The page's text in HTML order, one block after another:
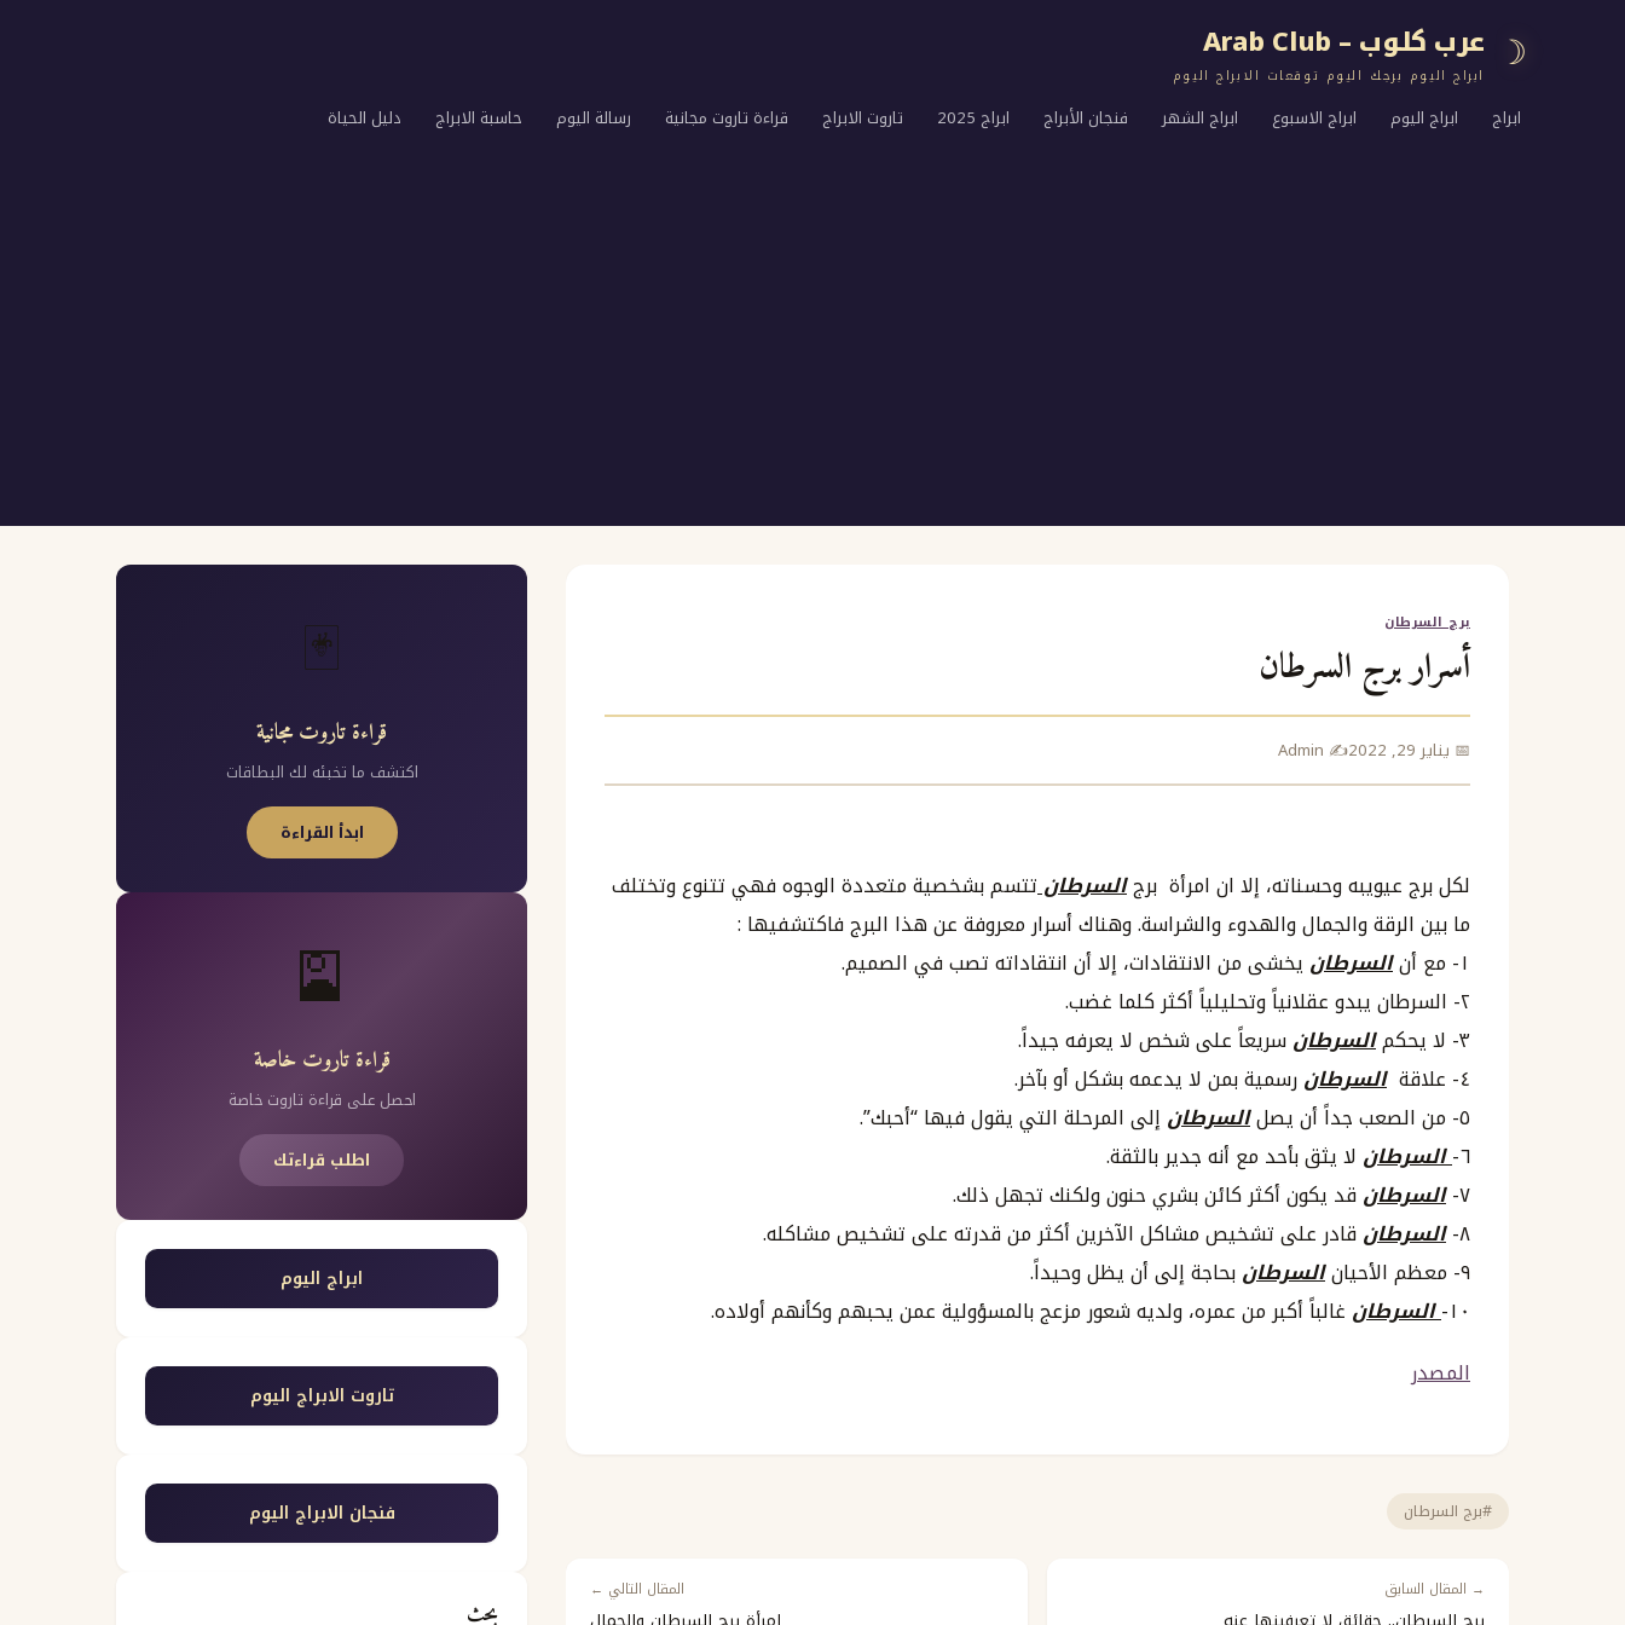
☽ عرب كلوب – Arab Club
ابراج اليوم برجك اليوم توقعات الابراج اليوم
ابراج ابراج اليوم ابراج الاسبوع ابراج الشهر فنجان الأبراج ابراج 2025 تاروت الابراج قراءة تاروت مجانية رسالة اليوم حاسبة الابراج دليل الحياة
برج السرطان
أسرار برج السرطان
📅 يناير 29, 2022 ✍️ Admin
لكل برج عيويبه وحسناته، إلا ان امرأة برجالسرطانتتسم بشخصية متعددة الوجوه فهي تتنوع وتختلف
ما بين الرقة والجمال والهدوء والشراسة. وهناك أسرار معروفة عن هذا البرج فاكتشفيها :
١- مع أن
السرطان يخشى من الانتقادات، إلا أن انتقاداته تصب في الصميم.
٢- السرطان يبدو عقلانياً وتحليلياً أكثر كلما غضب.
٣- لا يحكم
السرطان سريعاً على شخص لا يعرفه جيداً.
٤- علاقة
السرطانرسمية بمن لا يدعمه بشكل أو بآخر.
٥- من الصعب جداً أن يصل
السرطان إلى المرحلة التي يقول فيها “أحبك”.
٦- السرطان لا يثق بأحد مع أنه جدير بالثقة.
٧- السرطان قد يكون أكثر كائن بشري حنون ولكنك تجهل ذلك.
٨- السرطان قادر على تشخيص مشاكل الآخرين أكثر من قدرته على تشخيص مشاكله.
٩- معظم الأحيان
السرطانبحاجة إلى أن يظل وحيداً.
١٠- السرطان غالباً أكبر من عمره، ولديه شعور مزعج بالمسؤولية عمن يحبهم وكأنهم أولاده.
المصدر
#برج السرطان
→ المقال السابق المقال التالي ←
🃏
قراءة تاروت مجانية
اكتشف ما تخبئه لك البطاقات
ابدأ القراءة
🎴
قراءة تاروت خاصة
احصل على قراءة تاروت خاصة
اطلب قراءتك
ابراج اليوم
تاروت الابراج اليوم
فنجان الابراج اليوم
بحث